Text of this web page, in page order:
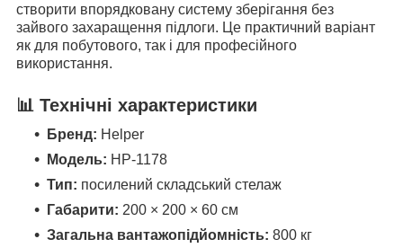
створити впорядковану систему зберігання без
зайвого захаращення підлоги. Це практичний варіант
як для побутового, так і для професійного
використання.
📊 Технічні характеристики
Бренд: Helper
Модель: HP-1178
Тип: посилений складський стелаж
Габарити: 200 × 200 × 60 см
Загальна вантажопідйомність: 800 кг